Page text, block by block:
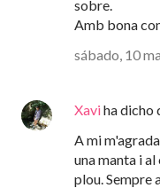
sobre.
Amb bona
sábado, 10
Xaviha dicho
A mi
una manta i
plou. Sempre